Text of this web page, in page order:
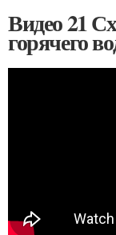
Видео 21
горячего